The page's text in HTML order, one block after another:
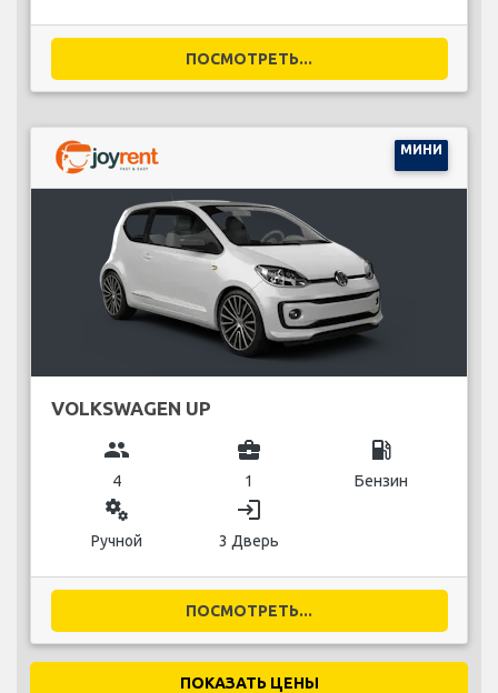
ПОСМОТРЕТЬ...
МИНИ
VOLKSWAGEN UP
group
4
business_center
1
local_gas_station
Бензин
miscellaneous_services
Ручной
login
3 Дверь
ПОСМОТРЕТЬ...
ПОКАЗАТЬ ЦЕНЫ